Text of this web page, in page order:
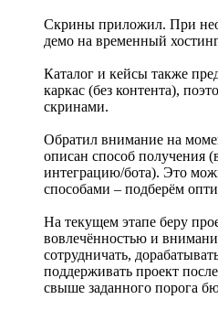
Скрины приложил. При
демо на временный
Каталог и кейсы также
каркас (без контента),
скринами.
Обратил внимание на
описан способ получения
интеграцию/бота). Это
способами – подберём
На текущем этапе беру
вовлечённостью и
сотрудничать,
поддерживать проект
свыше заданного порога